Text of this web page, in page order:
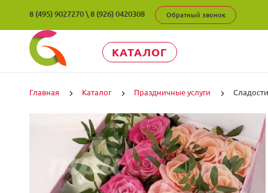
8 (495) 9027270 \ 8 (926) 0420308 Обратный звонок
КАТАЛОГ
Главная Каталог Праздничные услуги Сладости